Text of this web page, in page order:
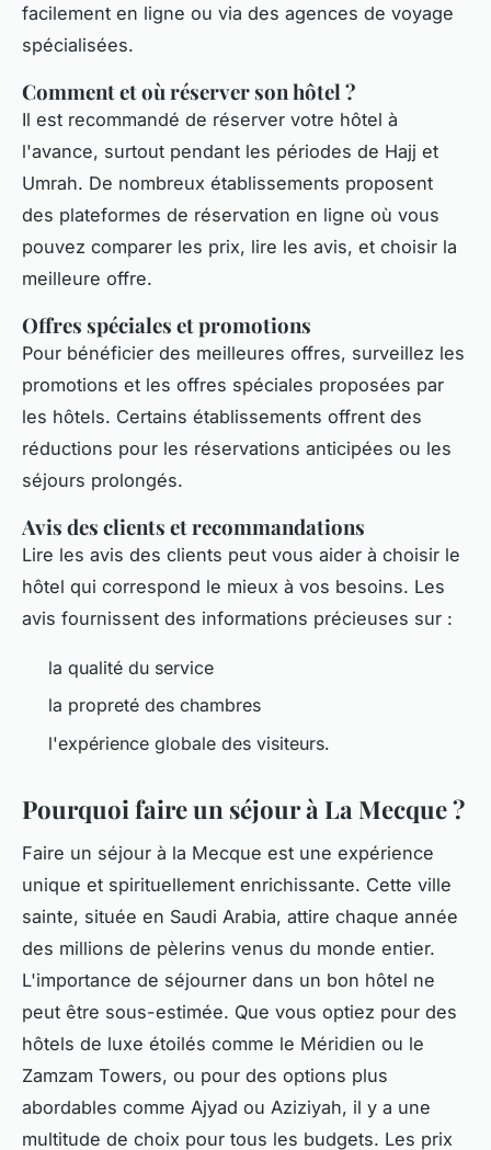
facilement en ligne ou via des agences de voyage
spécialisées.
Comment et où réserver son hôtel ?
Il est recommandé de réserver votre hôtel à
l'avance, surtout pendant les périodes de Hajj et
Umrah. De nombreux établissements proposent
des plateformes de réservation en ligne où vous
pouvez comparer les prix, lire les avis, et choisir la
meilleure offre.
Offres spéciales et promotions
Pour bénéficier des meilleures offres, surveillez les
promotions et les offres spéciales proposées par
les hôtels. Certains établissements offrent des
réductions pour les réservations anticipées ou les
séjours prolongés.
Avis des clients et recommandations
Lire les avis des clients peut vous aider à choisir le
hôtel qui correspond le mieux à vos besoins. Les
avis fournissent des informations précieuses sur :
la qualité du service
la propreté des chambres
l'expérience globale des visiteurs.
Pourquoi faire un séjour à La Mecque ?
Faire un séjour à la Mecque est une expérience
unique et spirituellement enrichissante. Cette ville
sainte, située en Saudi Arabia, attire chaque année
des millions de pèlerins venus du monde entier.
L'importance de séjourner dans un bon hôtel ne
peut être sous-estimée. Que vous optiez pour des
hôtels de luxe étoilés comme le Méridien ou le
Zamzam Towers, ou pour des options plus
abordables comme Ajyad ou Aziziyah, il y a une
multitude de choix pour tous les budgets. Les prix